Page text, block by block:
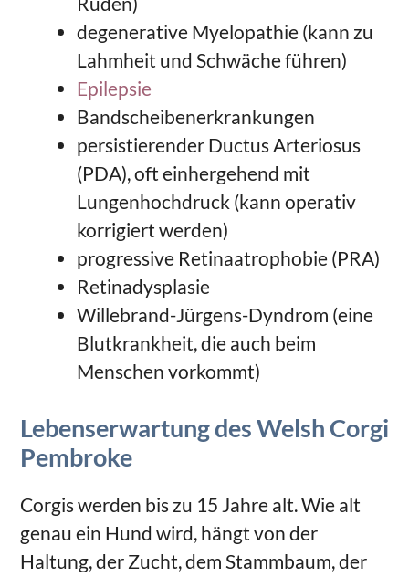
degenerative Myelopathie (kann zu
Lahmheit und Schwäche führen)
Epilepsie
Bandscheibenerkrankungen
persistierender Ductus Arteriosus
(PDA), oft einhergehend mit
Lungenhochdruck (kann operativ
korrigiert werden)
progressive Retinaatrophobie (PRA)
Retinadysplasie
Willebrand-Jürgens-Dyndrom (eine
Blutkrankheit, die auch beim
Menschen vorkommt)
Lebenserwartung des Welsh Corgi
Pembroke
Corgis werden bis zu 15 Jahre alt. Wie alt
genau ein Hund wird, hängt von der
Haltung, der Zucht, dem Stammbaum, der